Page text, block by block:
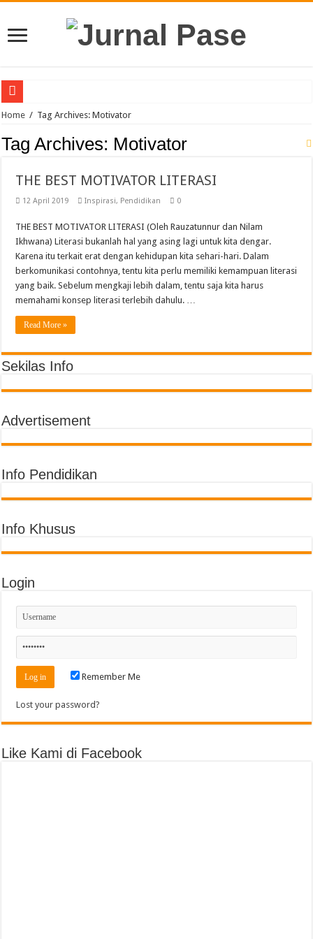
Puluhan Guru Berkumpul di TPN XIII Aceh Utara, Kacabdin Tekankan Cetak
Sinergi Bareng TNI/Polri, MPLS SMAN 1 Matangkuli Tanamkan Disiplin dan
Siswi SMA Unggul Cut Nyak Dhien Langsa Raih Beasiswa Penuh ke Tiongkok
Guru PJOK SMAN 1 Calang Raih Juara II Nasional Kempo 2026
7 Siswa SMAN 1 Dewantara Lolos ke OSN Provinsi, Siap Harumkan Aceh Utara
SLB YBSM Banda Aceh Raih Juara Umum di Acara Kontes Sekolah
Bidang Literasi IGI Aceh Timur Raih Penghargaan Buku Etnik Nusantara
SMAN Unggul Aceh Timur Terima Penghargaan Sekolah Adiwiyata Tingkat
Semarak Pembagian Rapor di MIN 11 Banda Aceh: Penghargaan Prestasi,
Home / Tag Archives: Motivator
Tag Archives: Motivator
THE BEST MOTIVATOR LITERASI
12 April 2019 Inspirasi, Pendidikan 0
THE BEST MOTIVATOR LITERASI (Oleh Rauzatunnur dan Nilam
Ikhwana) Literasi bukanlah hal yang asing lagi untuk kita dengar.
Karena itu terkait erat dengan kehidupan kita sehari-hari. Dalam
berkomunikasi contohnya, tentu kita perlu memiliki kemampuan literasi
yang baik. Sebelum mengkaji lebih dalam, tentu saja kita harus
memahami konsep literasi terlebih dahulu. …
Read More »
Sekilas Info
Advertisement
Info Pendidikan
Info Khusus
Login
Remember Me
Lost your password?
Like Kami di Facebook